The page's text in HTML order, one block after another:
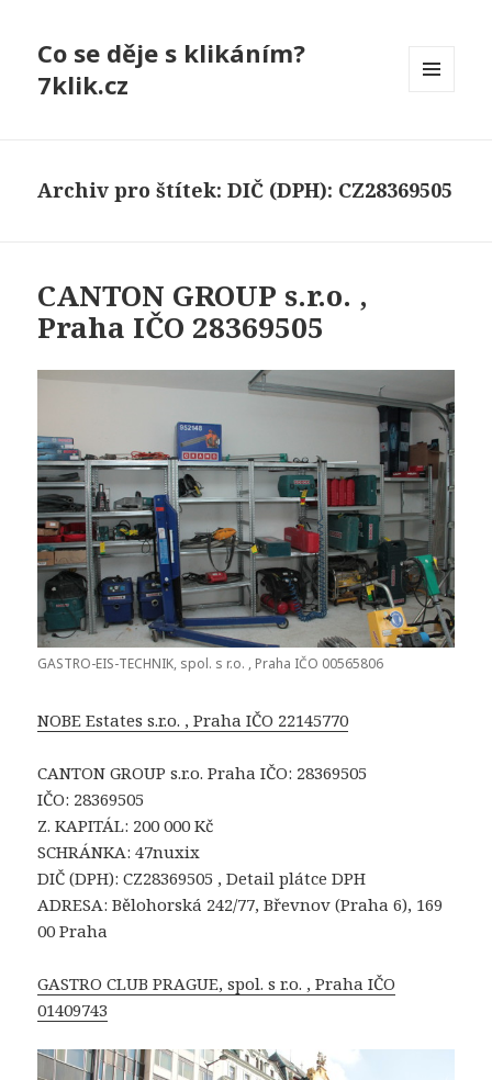
Co se děje s klikáním?
7klik.cz
Archiv pro štítek: DIČ (DPH): CZ28369505
CANTON GROUP s.r.o. ,
Praha IČO 28369505
GASTRO-EIS-TECHNIK, spol. s r.o. , Praha IČO 00565806
NOBE Estates s.r.o. , Praha IČO 22145770
CANTON GROUP s.r.o. Praha IČO: 28369505
IČO: 28369505
Z. KAPITÁL: 200 000 Kč
SCHRÁNKA: 47nuxix
DIČ (DPH): CZ28369505 , Detail plátce DPH
ADRESA: Bělohorská 242/77, Břevnov (Praha 6), 169
00 Praha
GASTRO CLUB PRAGUE, spol. s r.o. , Praha IČO
01409743